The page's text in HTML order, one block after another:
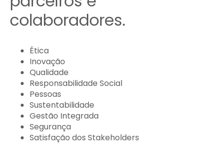
colaboradores.
Ética
Inovação
Qualidade
Responsabilidade Social
Pessoas
Sustentabilidade
Gestão Integrada
Segurança
Satisfação dos Stakeholders